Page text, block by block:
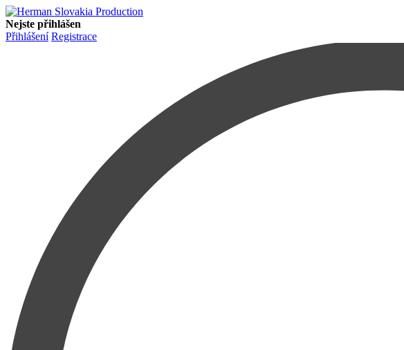
Nejste přihlášen
Přihlášení Registrace